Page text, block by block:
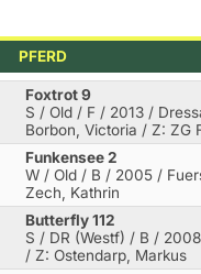
PFERD
Foxtrot 9
S / Old / F / 2013 /
Borbon, Victoria / Z: ZG
Funkensee 2
W / Old / B / 2005 /
Zech, Kathrin
Butterfly 112
S / DR (Westf) / B /
/ Z: Ostendarp, Markus